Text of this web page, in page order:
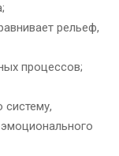
рельеф,
процессов;